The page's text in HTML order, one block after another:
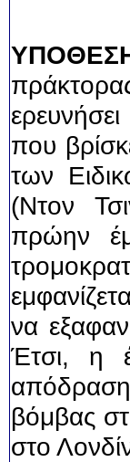
που
των
(Ντον
πρώην
να
Έτσι, η
βόμβας
στο